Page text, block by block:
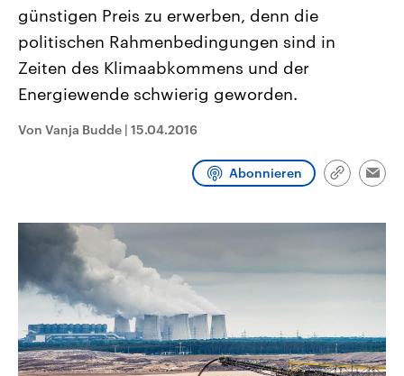
Umfragen, Prognosen,
Wahlprogramme, aktuelle Berichte
und Hintergründe zu den Parteien
und Kandidaten der anstehenden
Wahl.
Sendungen Programm Podcasts
Audio-Archiv
günstigen Preis zu erwerben, denn die
politischen Rahmenbedingungen sind in
Zeiten des Klimaabkommens und der
Energiewende schwierig geworden.
Von Vanja Budde | 15.04.2016
Abonnieren
Link